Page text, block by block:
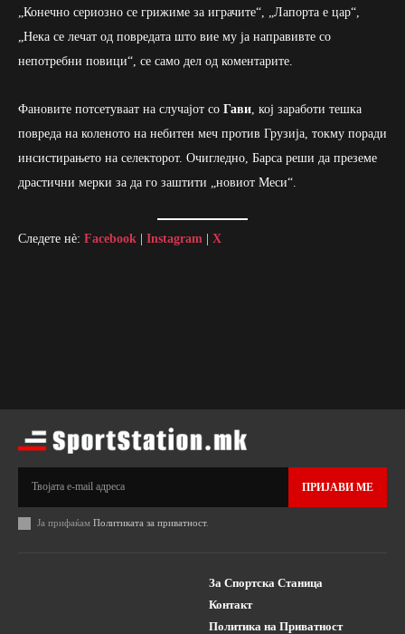
„Конечно сериозно се грижиме за играчите“, „Лапорта е цар“,
„Нека се лечат од повредата што вие му ја направивте со
непотребни повици“, се само дел од коментарите.
Фановите потсетуваат на случајот со Гави , кој заработи тешка
повреда на коленото на небитен меч против Грузија, токму поради
инсистирањето на селекторот. Очигледно, Барса реши да преземе
драстични мерки за да го заштити „новиот Меси“.
Следете нè: Facebook Instagram X
ПРИЈАВИ МЕ
Ја прифаќам Политиката за приватност.
За Спортска Станица
Контакт
Политика на Приватност